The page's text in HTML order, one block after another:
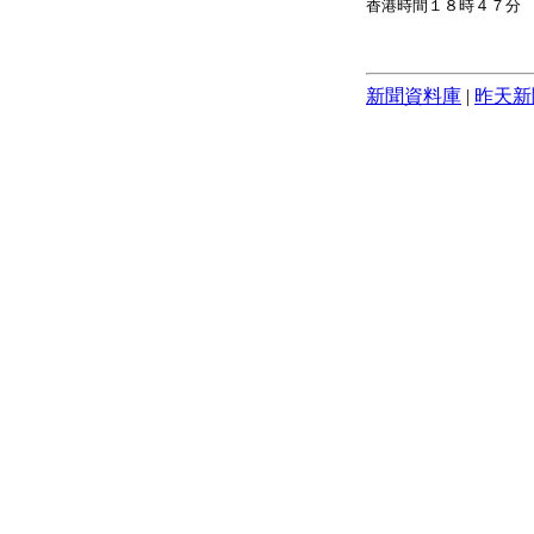
香港時間１８時４７分
新聞資料庫 | 昨天